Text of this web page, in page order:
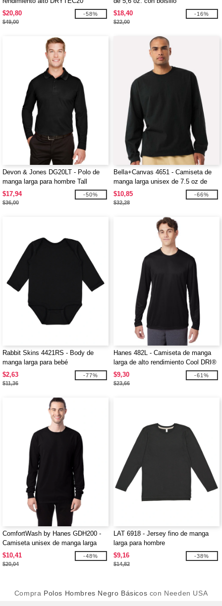
$20,80
$49,00
-58%
$18,40
$22,00
-16%
Devon & Jones DG20LT - Polo de
manga larga para hombre Tall
CrownLux Performance Plaited
$17,94
$36,00
-50%
Bella+Canvas 4651 - Camiseta de
manga larga unisex de 7.5 oz de
peso pesado
$10,85
$32,28
-66%
Rabbit Skins 4421RS - Body de
manga larga para bebé
$2,63
$11,36
-77%
Hanes 482L - Camiseta de manga
larga de alto rendimiento Cool DRI®
con FreshIQ para adulto
$9,30
$23,66
-61%
ComfortWash by Hanes GDH200 -
Camiseta unisex de manga larga
teñida en prenda
$10,41
$20,04
-48%
LAT 6918 - Jersey fino de manga
larga para hombre
$9,16
$14,82
-38%
Compra Polos Hombres Negro Básicos con Needen USA